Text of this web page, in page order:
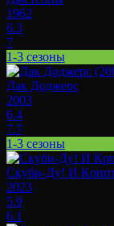
1962
6.3
7
1-3 сезоны
Дак Доджерс
2003
6.4
7.7
1-3 сезоны
Скуби-Ду! И
2023
5.9
6.1